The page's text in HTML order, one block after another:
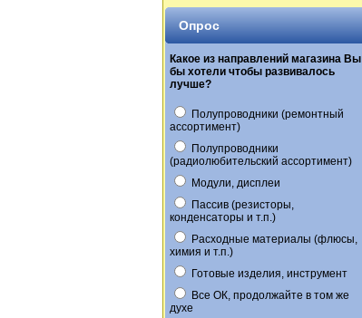
Опрос
Какое из направлений магазина Вы
бы хотели чтобы развивалось
лучше?
Полупроводники (ремонтный
ассортимент)
Полупроводники
(радиолюбительский ассортимент)
Модули, дисплеи
Пассив (резисторы,
конденсаторы и т.п.)
Расходные материалы (флюсы,
химия и т.п.)
Готовые изделия, инструмент
Все ОК, продолжайте в том же
духе